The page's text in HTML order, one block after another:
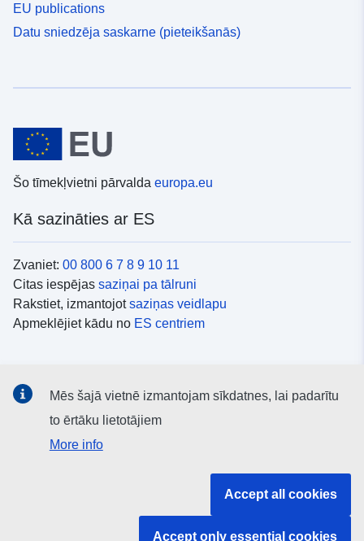
EU publications
Datu sniedzēja saskarne (pieteikšanās)
Šo tīmekļvietni pārvalda europa.eu
Kā sazināties ar ES
Zvaniet: 00 800 6 7 8 9 10 11
Citas iespējas saziņai pa tālruni
Rakstiet, izmantojotsaziņas veidlapu
Apmeklējiet kādu no ES centriem
ES kontisociālajos medijos
Mēs šajā vietnē izmantojam sīkdatnes, lai padarītu
to ērtāku lietotājiem
More info
Accept all cookies
Accept only essential cookies